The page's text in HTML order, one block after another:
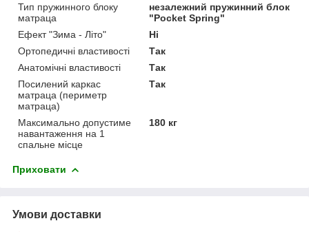
Тип пружинного блоку
матраца
незалежний пружинний блок
"Pocket Spring"
Ефект "Зима - Літо"
Ні
Ортопедичні властивості
Так
Анатомічні властивості
Так
Посилений каркас
матраца (периметр
матраца)
Так
Максимально допустиме
навантаження на 1
спальне місце
180 кг
Приховати
Умови доставки